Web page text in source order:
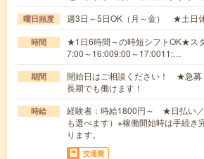
曜日頻度 週3日～5日OK（月～金） ★土日
時間
★1日6時間～の時短シフトOK★ス
7:00～16:009:00～17:0011:…
期間
開始日はご相談ください！ ★急
長期でも働けます！
時給
経験者：時給1800円～ ★日払い
も選べます）※稼働開始時は手続き
ります。
交通費